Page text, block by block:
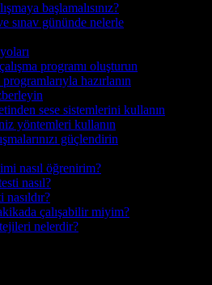
başlamalısınız?
sınav gününde nelerle
programı oluşturun
hazırlanın
sese sistemlerini kullanın
yöntemleri kullanın
güçlendirin
nasıl öğrenirim?
nasıl?
çalışabilir miyim?
nelerdir?